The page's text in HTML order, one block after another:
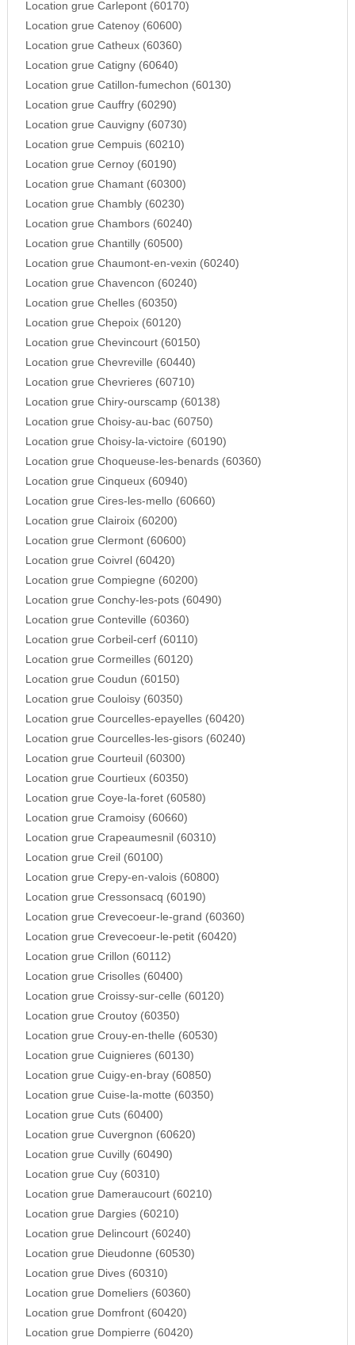
Location grue Carlepont (60170)
Location grue Catenoy (60600)
Location grue Catheux (60360)
Location grue Catigny (60640)
Location grue Catillon-fumechon (60130)
Location grue Cauffry (60290)
Location grue Cauvigny (60730)
Location grue Cempuis (60210)
Location grue Cernoy (60190)
Location grue Chamant (60300)
Location grue Chambly (60230)
Location grue Chambors (60240)
Location grue Chantilly (60500)
Location grue Chaumont-en-vexin (60240)
Location grue Chavencon (60240)
Location grue Chelles (60350)
Location grue Chepoix (60120)
Location grue Chevincourt (60150)
Location grue Chevreville (60440)
Location grue Chevrieres (60710)
Location grue Chiry-ourscamp (60138)
Location grue Choisy-au-bac (60750)
Location grue Choisy-la-victoire (60190)
Location grue Choqueuse-les-benards (60360)
Location grue Cinqueux (60940)
Location grue Cires-les-mello (60660)
Location grue Clairoix (60200)
Location grue Clermont (60600)
Location grue Coivrel (60420)
Location grue Compiegne (60200)
Location grue Conchy-les-pots (60490)
Location grue Conteville (60360)
Location grue Corbeil-cerf (60110)
Location grue Cormeilles (60120)
Location grue Coudun (60150)
Location grue Couloisy (60350)
Location grue Courcelles-epayelles (60420)
Location grue Courcelles-les-gisors (60240)
Location grue Courteuil (60300)
Location grue Courtieux (60350)
Location grue Coye-la-foret (60580)
Location grue Cramoisy (60660)
Location grue Crapeaumesnil (60310)
Location grue Creil (60100)
Location grue Crepy-en-valois (60800)
Location grue Cressonsacq (60190)
Location grue Crevecoeur-le-grand (60360)
Location grue Crevecoeur-le-petit (60420)
Location grue Crillon (60112)
Location grue Crisolles (60400)
Location grue Croissy-sur-celle (60120)
Location grue Croutoy (60350)
Location grue Crouy-en-thelle (60530)
Location grue Cuignieres (60130)
Location grue Cuigy-en-bray (60850)
Location grue Cuise-la-motte (60350)
Location grue Cuts (60400)
Location grue Cuvergnon (60620)
Location grue Cuvilly (60490)
Location grue Cuy (60310)
Location grue Dameraucourt (60210)
Location grue Dargies (60210)
Location grue Delincourt (60240)
Location grue Dieudonne (60530)
Location grue Dives (60310)
Location grue Domeliers (60360)
Location grue Domfront (60420)
Location grue Dompierre (60420)